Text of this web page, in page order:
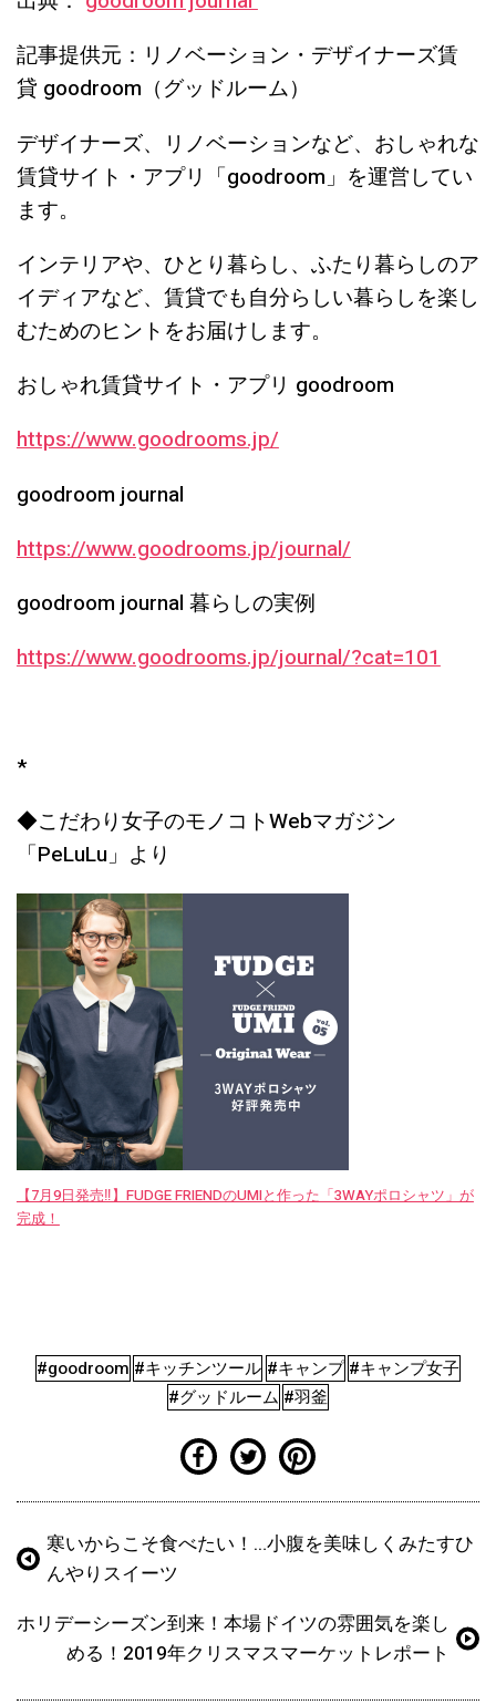
記事提供元：リノベーション・デザイナーズ賃
貸 goodroom （グッドルーム）
デザイナーズ、リノベーションなど、おしゃれな
賃貸サイト・アプリ「goodroom 」を運営してい
ます。
インテリアや、ひとり暮らし、ふたり暮らしのア
イディアなど、賃貸でも自分らしい暮らしを楽し
むためのヒントをお届けします。
おしゃれ賃貸サイト・アプリ goodroom
https://www.goodrooms.jp/
goodroom journal
https://www.goodrooms.jp/journal/
goodroom journal 暮らしの実例
https://www.goodrooms.jp/journal/?cat=101
*
◆こだわり女子のモノコトWebマガジン
「PeLuLu」より
【7月9日発売‼︎】FUDGE FRIENDのUMIと作った「3WAYポロシャツ」が
完成！
#goodroom #キッチンツール #キャンプ #キャンプ女子
#グッドルーム #羽釜
寒いからこそ食べたい！…小腹を美味しくみたすひ
んやりスイーツ
ホリデーシーズン到来！本場ドイツの雰囲気を楽し
める！2019年クリスマスマーケットレポート